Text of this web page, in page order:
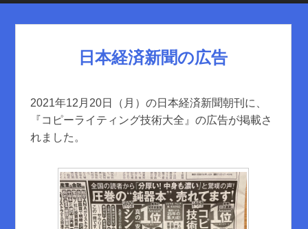
日本経済新聞の広告
2021年12月20日（月）の日本経済新聞朝刊に、
『コピーライティング技術大全』の広告が掲載さ
れました。